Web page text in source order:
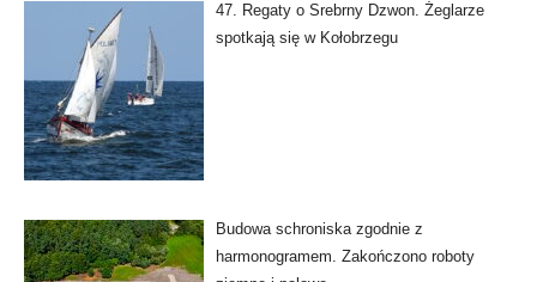
47. Regaty o Srebrny Dzwon. Żeglarze
spotkają się w Kołobrzegu
Budowa schroniska zgodnie z
harmonogramem. Zakończono roboty